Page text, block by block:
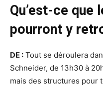
Qu’est-ce que
pourront y
DE : Tout se déroulera
Schneider, de 13h30 à
mais des structures pour